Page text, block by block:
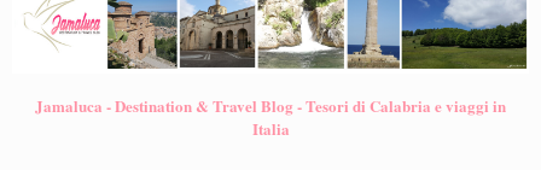
Jamaluca - Destination & Travel Blog - Tesori di Calabria e viaggi in
Italia